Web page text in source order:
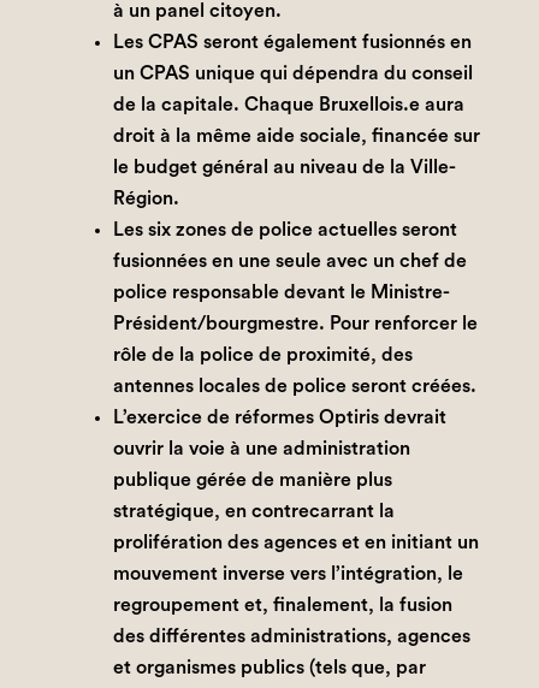
à un panel citoyen.
Les CPAS seront également fusionnés en
un CPAS unique qui dépendra du conseil
de la capitale. Chaque Bruxellois.e aura
droit à la même aide sociale, financée sur
le budget général au niveau de la Ville-
Région.
Les six zones de police actuelles seront
fusionnées en une seule avec un chef de
police responsable devant le Ministre-
Président/bourgmestre. Pour renforcer le
rôle de la police de proximité, des
antennes locales de police seront créées.
L’exercice de réformes Optiris devrait
ouvrir la voie à une administration
publique gérée de manière plus
stratégique, en contrecarrant la
prolifération des agences et en initiant un
mouvement inverse vers l’intégration, le
regroupement et, finalement, la fusion
des différentes administrations, agences
et organismes publics (tels que, par